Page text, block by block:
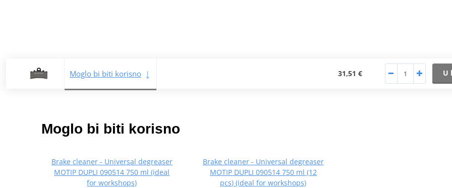
Moglo bi biti korisno 31,51 € U
Moglo bi biti korisno
Brake cleaner - Universal degreaser
MOTIP DUPLI 090514 750 ml (ideal
for workshops)
Brake cleaner - Universal degreaser
MOTIP DUPLI 090514 750 ml (12
pcs) (ideal for workshops)